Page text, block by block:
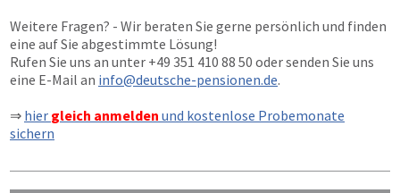
Weitere Fragen? - Wir beraten Sie gerne persönlich und finden
eine auf Sie abgestimmte Lösung!
Rufen Sie uns an unter +49 351 410 88 50 oder senden Sie uns
eine E-Mail an info@deutsche-pensionen.de.
⇒ hier gleich anmelden und kostenlose Probemonate
sichern